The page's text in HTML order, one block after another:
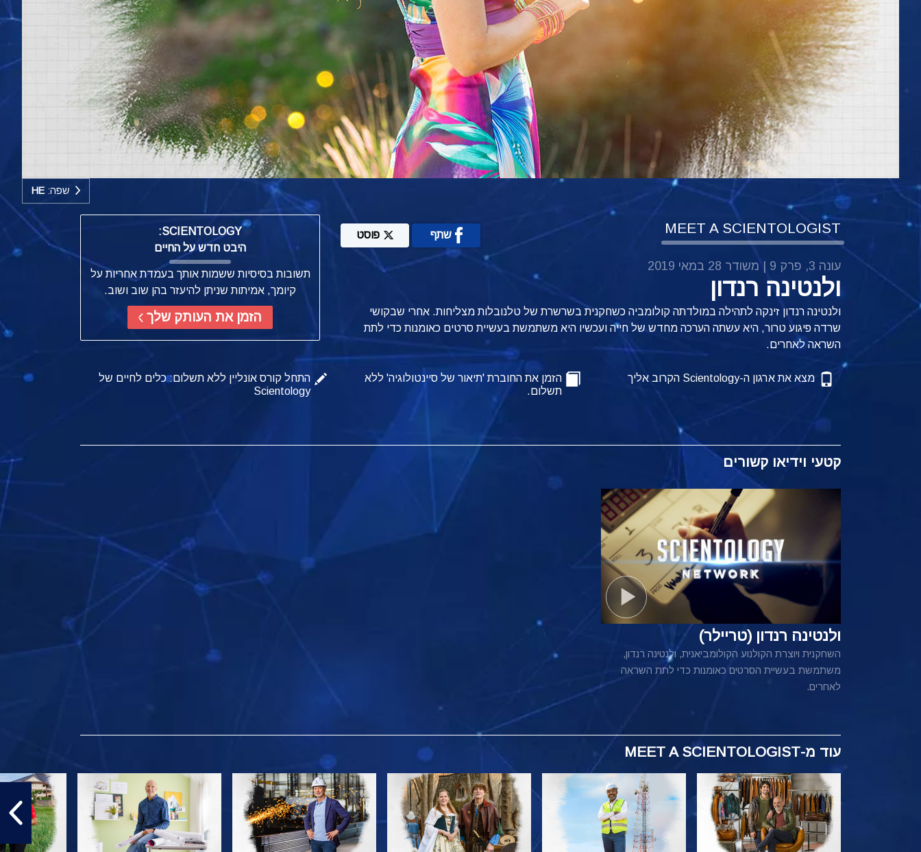
Video
שפה:HE
MEET A SCIENTOLOGIST שתף פוסט
עונה 3, פרק 9 | משודר 28 במאי 2019
ולנטינה רנדון
ולנטינה רנדון זינקה לתהילה במולדתה קולומביה כשחקנית בשרשרת של טלנובלות מצליחות. אחרי שבקושי
שרדה פיגוע טרור, היא עשתה הערכה מחדש של חייה ועכשיו היא משתמשת בעשיית סרטים כאומנות כדי לתת
השראה לאחרים.
SCIENTOLOGY:
היבט חדש על החיים
תשובות בסיסיות ששמות אותך בעמדת אחריות על
קיומך, אמיתות שניתן להיעזר בהן שוב ושוב.
הזמן את העותק שלך
מצא את ארגון ה-Scientology הקרוב אליך
הזמן את החוברת 'תיאור של סיינטולוגיה' ללא
תשלום.
התחל קורס אונליין ללא תשלום: כלים לחיים של
Scientology
קטעי וידיאו קשורים
ולנטינה רנדון (טריילר)
השחקנית ויוצרת הקולנוע הקולומביאנית, ולנטינה רנדון,
משתמשת בעשיית הסרטים כאומנות כדי לתת השראה
לאחרים.
עוד מ-MEET A SCIENTOLOGIST